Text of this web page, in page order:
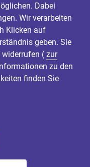
Dabei
Wir verarbeiten
Klicken auf
geben. Sie
widerrufen ( zur
zu den
finden Sie